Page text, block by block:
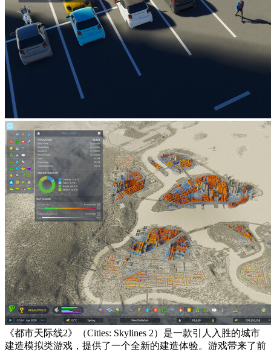
《都市天际线2》（Cities: Skylines 2）是一款引人入胜的城市
建造模拟类游戏，提供了一个全新的建造体验。游戏带来了前